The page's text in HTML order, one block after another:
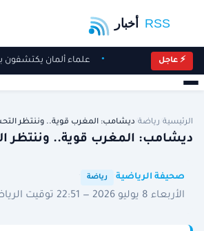
⚡ عاجل علماء ألمان يكتشفون
الرئيسية رياضة ديشامب: المغرب قوية.. وننتظر
ديشامب: المغرب قوية.. وننتظر
صحيفة الرياضية رياضة
الأربعاء 8 يوليو 2026 — 22:51 توقيت الرياض